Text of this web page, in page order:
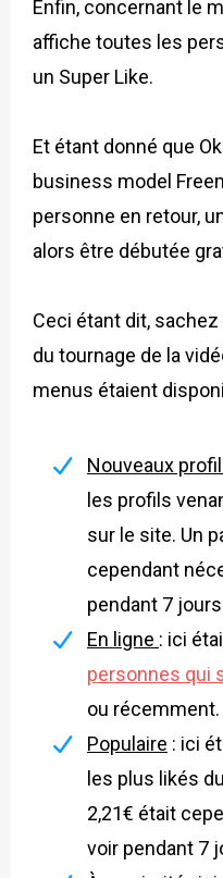
Enfin, concernant le
affiche toutes les
un Super Like.
Et étant donné que
business model
personne en retour,
alors être débutée
Ceci étant dit,
du tournage de la
menus étaient
Nouveaux
les profils
sur le site. Un
cependant
pendant 7
En ligne : ici
personnes qui
ou récemment.
Populaire : ici
les plus likés
2,21€ était
voir pendant 7